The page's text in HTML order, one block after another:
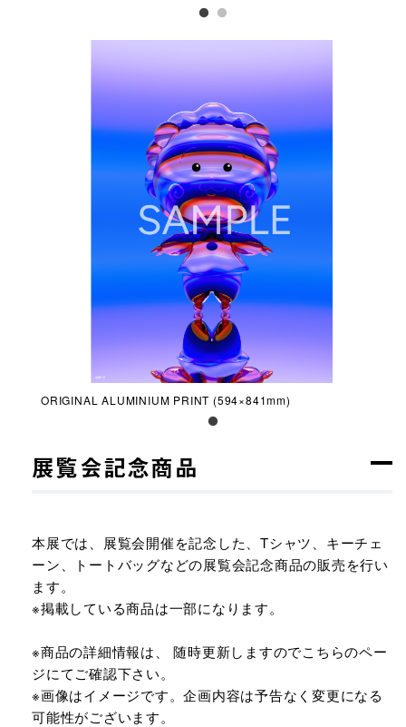
ORIGINAL ALUMINIUM PRINT (594×841mm)
展覧会記念商品
本展では、展覧会開催を記念した、Tシャツ、キーチェ
ーン、トートバッグなどの展覧会記念商品の販売を行い
ます。
※掲載している商品は一部になります。
※商品の詳細情報は、 随時更新しますのでこちらのペー
ジにてご確認下さい。
※画像はイメージです。企画内容は予告なく変更になる
可能性がございます。